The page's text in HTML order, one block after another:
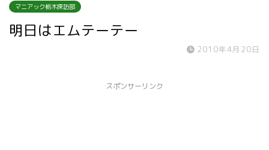
マニアック栃木探訪部
明日はエムテーテー
2010年4月20日
スポンサーリンク